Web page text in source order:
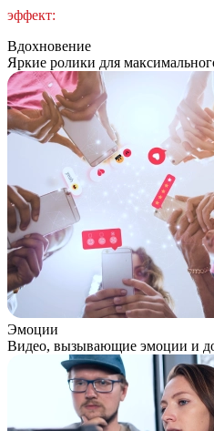
эффект:
Вдохновение
Яркие ролики для
Эмоции
Видео, вызывающие эмоции и